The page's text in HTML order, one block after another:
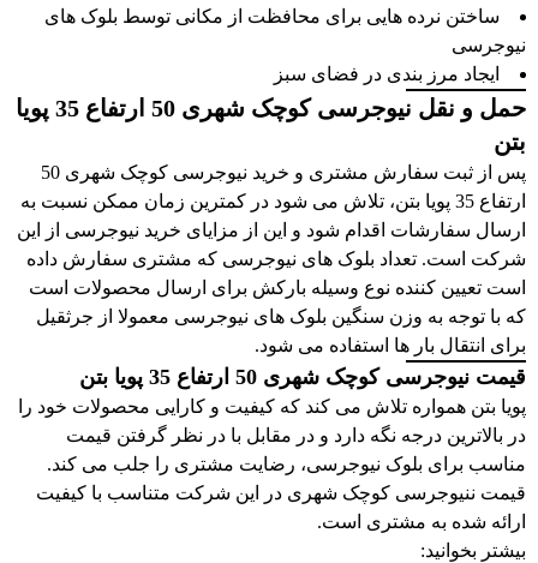
ساختن نرده هایی برای محافظت از مکانی توسط بلوک های
نیوجرسی
ایجاد مرز بندی در فضای سبز
حمل و نقل نیوجرسی کوچک شهری 50 ارتفاع 35 پویا
بتن
پس از ثبت سفارش مشتری و خرید نیوجرسی کوچک شهری 50
ارتفاع 35 پویا بتن، تلاش می شود در کمترین زمان ممکن نسبت به
ارسال سفارشات اقدام شود و این از مزایای خرید نیوجرسی از این
شرکت است. تعداد بلوک های نیوجرسی که مشتری سفارش داده
است تعیین کننده نوع وسیله بارکش برای ارسال محصولات است
که با توجه به وزن سنگین بلوک های نیوجرسی معمولا از جرثقیل
برای انتقال بار ها استفاده می شود.
قیمت نیوجرسی کوچک شهری 50 ارتفاع 35 پویا بتن
پویا بتن همواره تلاش می کند که کیفیت و کارایی محصولات خود را
در بالاترین درجه نگه دارد و در مقابل با در نظر گرفتن قیمت
مناسب برای بلوک نیوجرسی، رضایت مشتری را جلب می کند.
قیمت ننیوجرسی کوچک شهری در این شرکت متناسب با کیفیت
ارائه شده به مشتری است.
بیشتر بخوانید: